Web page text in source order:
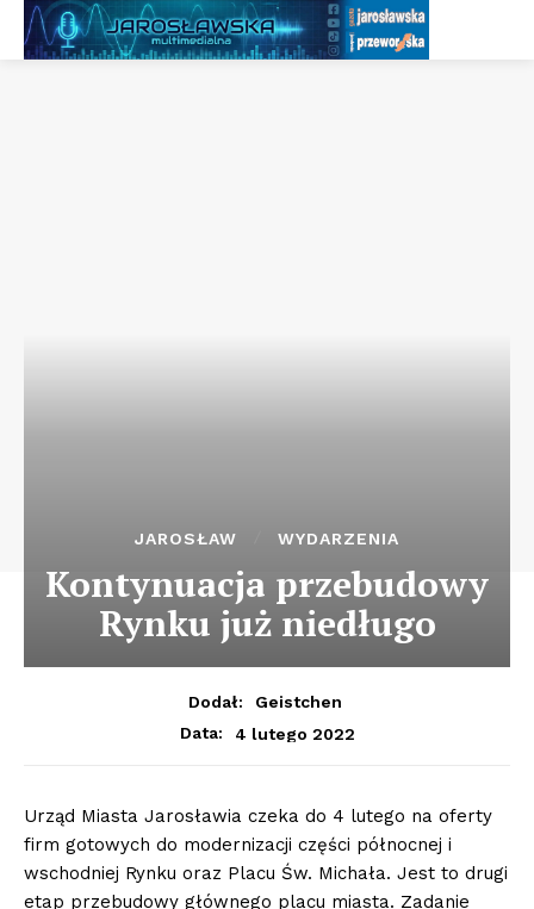
JAROSŁAW WYDARZENIA
Kontynuacja przebudowy
Rynku już niedługo
Dodał:
Geistchen
Data:
4 lutego 2022
Urząd Miasta Jarosławia czeka do 4 lutego na oferty
firm gotowych do modernizacji części północnej i
wschodniej Rynku oraz Placu Św. Michała. Jest to drugi
etap przebudowy głównego placu miasta. Zadanie